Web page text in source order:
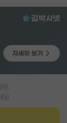
린
요